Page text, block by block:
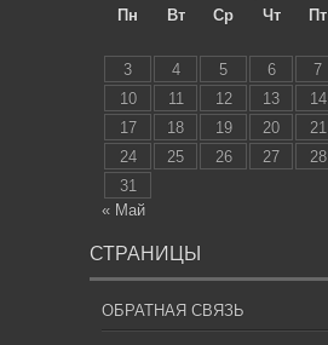
Пн
Вт Ср Чт Пт
3
4 5 6 7
10
11 12 13 14
17
18 19 20 21
24
25 26 27 28
31
« Май
СТРАНИЦЫ
ОБРАТНАЯ СВЯЗЬ